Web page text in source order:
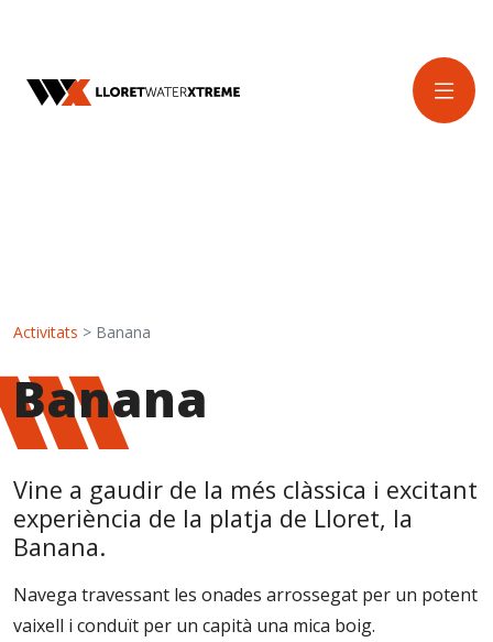
Activitats > Banana
Banana
Vine a gaudir de la més clàssica i excitant
experiència de la platja de Lloret, la
Banana.
Navega travessant les onades arrossegat per un potent
vaixell i conduït per un capità una mica boig.